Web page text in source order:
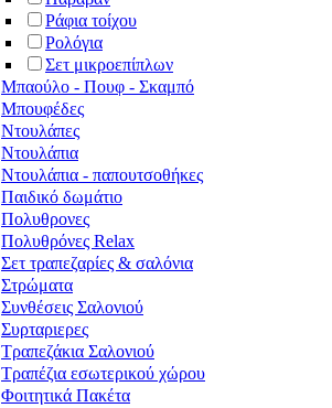
Ράφια τοίχου
Ρολόγια
Σετ μικροεπίπλων
Μπαούλο - Πουφ - Σκαμπό
Μπουφέδες
Ντουλάπες
Ντουλάπια
Ντουλάπια - παπουτσοθήκες
Παιδικό δωμάτιο
Πολυθρονες
Πολυθρόνες Relax
Σετ τραπεζαρίες & σαλόνια
Στρώματα
Συνθέσεις Σαλονιού
Συρταριερες
Τραπεζάκια Σαλονιού
Τραπέζια εσωτερικού χώρου
Φοιτητικά Πακέτα